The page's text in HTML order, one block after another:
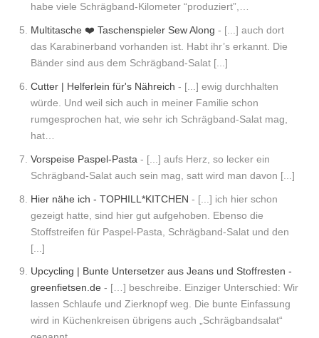
habe viele Schrägband-Kilometer “produziert”,…
Multitasche ❤️ Taschenspieler Sew Along - [...] auch dort
das Karabinerband vorhanden ist. Habt ihr’s erkannt. Die
Bänder sind aus dem Schrägband-Salat [...]
Cutter | Helferlein für's Nähreich - [...] ewig durchhalten
würde. Und weil sich auch in meiner Familie schon
rumgesprochen hat, wie sehr ich Schrägband-Salat mag,
hat…
Vorspeise Paspel-Pasta - [...] aufs Herz, so lecker ein
Schrägband-Salat auch sein mag, satt wird man davon [...]
Hier nähe ich - TOPHILL*KITCHEN - [...] ich hier schon
gezeigt hatte, sind hier gut aufgehoben. Ebenso die
Stoffstreifen für Paspel-Pasta, Schrägband-Salat und den
[...]
Upcycling | Bunte Untersetzer aus Jeans und Stoffresten -
greenfietsen.de - […] beschreibe. Einziger Unterschied: Wir
lassen Schlaufe und Zierknopf weg. Die bunte Einfassung
wird in Küchenkreisen übrigens auch „Schrägbandsalat“